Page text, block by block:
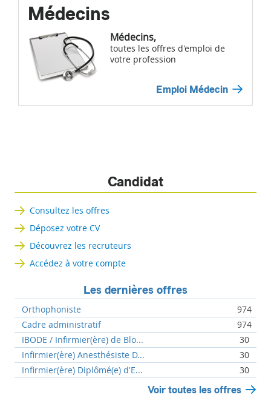
Médecins
Médecins,
toutes les offres d'emploi de
votre profession
Emploi Médecin
Candidat
Consultez les offres
Déposez votre CV
Découvrez les recruteurs
Accédez à votre compte
Les dernières offres
Orthophoniste
974
Cadre administratif
974
IBODE / Infirmier(ère) de Blo...
30
Infirmier(ère) Anesthésiste D...
30
Infirmier(ère) Diplômé(e) d'E...
30
Voir toutes les offres